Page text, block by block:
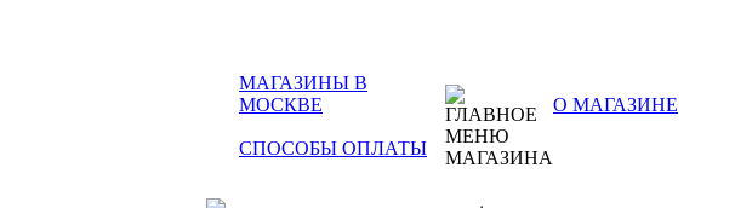
МАГАЗИНЫ В
МОСКВЕ
О МАГАЗИНЕ
СПОСОБЫ ОПЛАТЫ